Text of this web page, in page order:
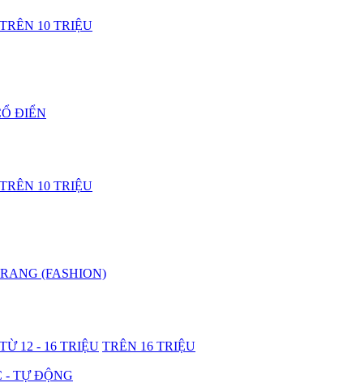
TRÊN 10 TRIỆU
ĐIỂN
TRÊN 10 TRIỆU
(FASHION)
TỪ 12 - 16 TRIỆU TRÊN 16 TRIỆU
- TỰ ĐỘNG